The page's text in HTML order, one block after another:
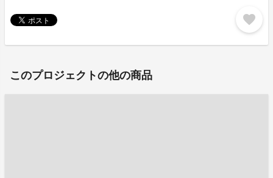
favorite
このプロジェクトの他の商品